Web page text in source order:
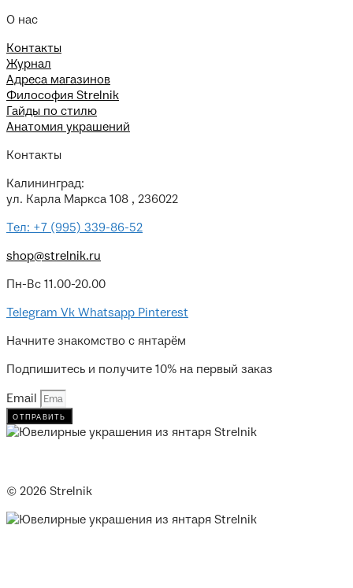
О нас
Контакты
Журнал
Адреса магазинов
Философия Strelnik
Гайды по стилю
Анатомия украшений
Контакты
Калининград:
ул. Карла Маркса 108 , 236022
Тел: +7 (995) 339-86-52
shop@strelnik.ru
Пн-Вс 11.00-20.00
Telegram Vk Whatsapp Pinterest
Начните знакомство с янтарём
Подпишитесь и получите 10% на первый заказ
Email
отправить
© 2026 Strelnik